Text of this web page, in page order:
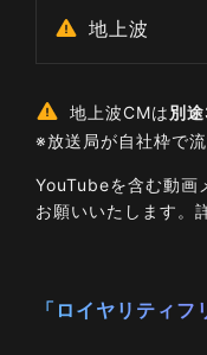
地上波
地上波CMは別
※放送局が自社枠で
YouTubeを含む動画
お願いいたします。
「ロイヤリティ